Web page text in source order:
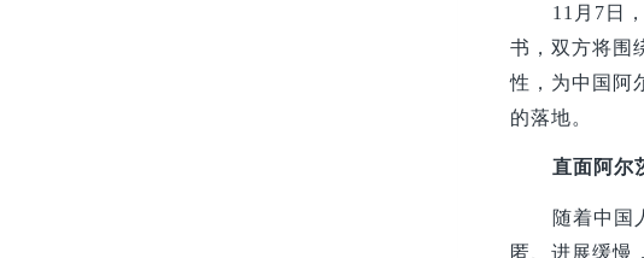
11 月7日
书，双方将围
性，为中国阿
的落地。
直面阿尔
随着中国
匿、进展缓慢